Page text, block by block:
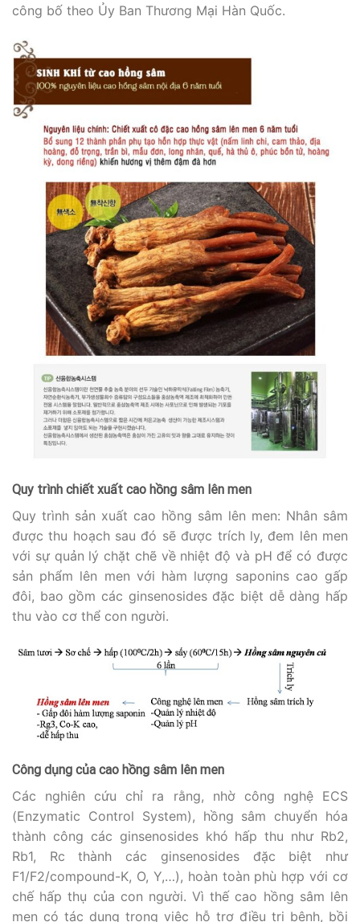
công bố theo Ủy Ban Thương Mại Hàn Quốc.
Quy trình chiết xuất cao hồng sâm lên men
Quy trình sản xuất cao hồng sâm lên men: Nhân sâm
được thu hoạch sau đó sẽ được trích ly, đem lên men
với sự quản lý chặt chẽ về nhiệt độ và pH để có được
sản phẩm lên men với hàm lượng saponins cao gấp
đôi, bao gồm các ginsenosides đặc biệt dễ dàng hấp
thu vào cơ thể con người.
Công dụng của cao hồng sâm lên men
Các nghiên cứu chỉ ra rằng, nhờ công nghệ ECS
(Enzymatic Control System), hồng sâm chuyển hóa
thành công các ginsenosides khó hấp thu như Rb2,
Rb1, Rc thành các ginsenosides đặc biệt như
F1/F2/compound-K, O, Y,…), hoàn toàn phù hợp với cơ
chế hấp thụ của con người. Vì thế cao hồng sâm lên
men có tác dụng trong việc hỗ trợ điều trị bệnh, bồi